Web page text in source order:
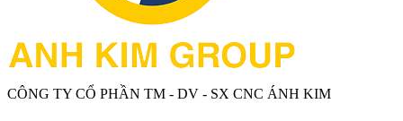
CÔNG TY CỔ PHẦN TM - DV - SX CNC ÁNH KIM